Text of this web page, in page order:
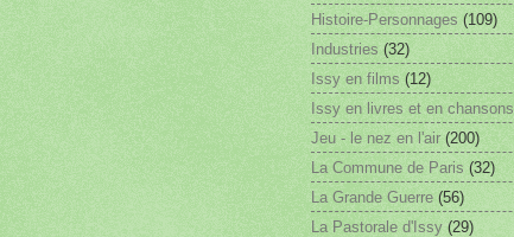
Histoire-Personnages (109)
Industries (32)
Issy en films (12)
Issy en livres et en chansons
Jeu - le nez en l'air (200)
La Commune de Paris (32)
La Grande Guerre (56)
La Pastorale d'Issy (29)